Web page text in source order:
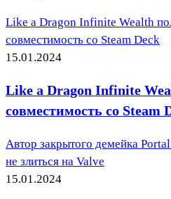
Like a Dragon Infinite Wealth
совместимость со Steam Deck
15.01.2024
Like a Dragon Infinite
совместимость со Steam
Автор закрытого демейка
не злиться на Valve
15.01.2024